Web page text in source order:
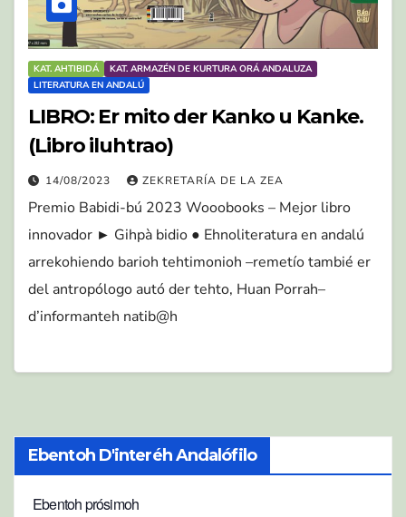
KAT. AHTIBIDÁ
KAT. ARMAZÉN DE KURTURA ORÁ ANDALUZA
LITERATURA EN ANDALÚ
LIBRO: Er mito der Kanko u Kanke.
(Libro iluhtrao)
14/08/2023 ZEKRETARÍA DE LA ZEA
Premio Babidi-bú 2023 Wooobooks – Mejor libro
innovador ► Gihpà bidio ● Ehnoliteratura en andalú
arrekohiendo barioh tehtimonioh –remetío tambié er
del antropólogo autó der tehto, Huan Porrah–
d’informanteh natib@h
Ebentoh D'interéh Andalófilo
Ebentoh prósimoh